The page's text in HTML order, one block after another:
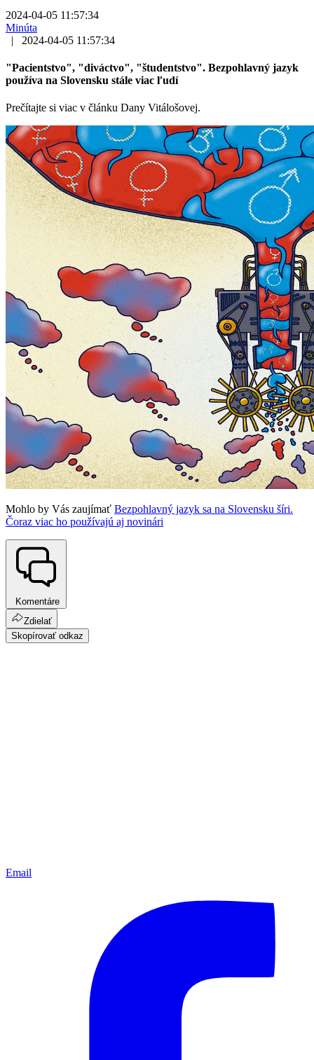
2024-04-05 11:57:34
Minúta
|
2024-04-05 11:57:34
"Pacientstvo", "diváctvo", "študentstvo". Bezpohlavný jazyk
používa na Slovensku stále viac ľudí
Prečítajte si viac v článku Dany Vitálošovej.
Mohlo by Vás zaujímať Bezpohlavný jazyk sa na Slovensku šíri.
Čoraz viac ho používajú aj novinári
Komentáre
Zdielať
Skopírovať odkaz
Email